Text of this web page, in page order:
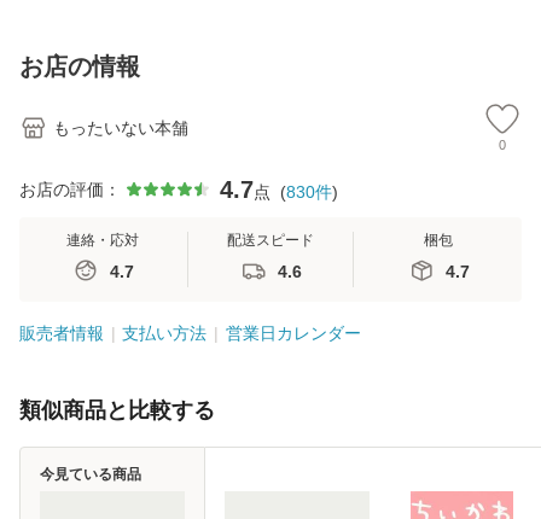
恵 藤本幸三 / 南江
堂 [単行
お店の情報
もったいない本舗
0
お店の評価： 4.7点 (830件)
連絡・応対
4.7
配送スピード
4.6
梱包
4.7
販売者情報 支払い方法 営業日カレンダー
類似商品と比較する
今見ている商品